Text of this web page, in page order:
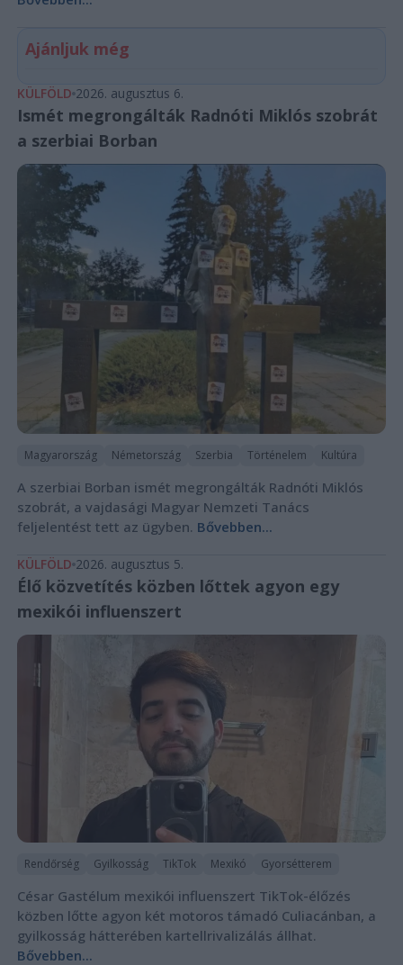
Ajánljuk még
KÜLFÖLD 2026. augusztus 6.
Ismét megrongálták Radnóti Miklós szobrát
a szerbiai Borban
Magyarország Németország Szerbia Történelem Kultúra
A szerbiai Borban ismét megrongálták Radnóti Miklós
szobrát, a vajdasági Magyar Nemzeti Tanács
feljelentést tett az ügyben. Bővebben...
KÜLFÖLD 2026. augusztus 5.
Élő közvetítés közben lőttek agyon egy
mexikói influenszert
Rendőrség Gyilkosság TikTok Mexikó Gyorsétterem
César Gastélum mexikói influenszert TikTok-élőzés
közben lőtte agyon két motoros támadó Culiacánban, a
gyilkosság hátterében kartellrivalizálás állhat.
Bővebben...